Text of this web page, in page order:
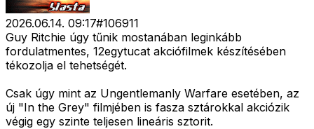
2026.06.14. 09:17#106911
Guy Ritchie úgy tűnik mostanában leginkább
fordulatmentes, 12egytucat akciófilmek készítésében
tékozolja el tehetségét.
Csak úgy mint az Ungentlemanly Warfare esetében, az
új "In the Grey" filmjében is fasza sztárokkal akciózik
végig egy szinte teljesen lineáris sztorit.